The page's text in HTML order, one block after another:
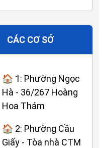
CÁC CƠ SỞ
🏠 1: Phường Ngọc
Hà - 36/267 Hoàng
Hoa Thám
🏠 2: Phường Cầu
Giấy - Tòa nhà CTM